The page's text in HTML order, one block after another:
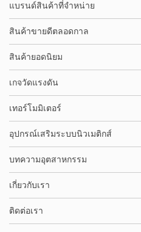
แบรนด์สินค้าที่จำหน่าย
สินค้าขายดีตลอดกาล
สินค้ายอดนิยม
เกจวัดแรงดัน
เทอร์โมมิเตอร์
อุปกรณ์เสริมระบบนิวเมติกส์
บทความอุตสาหกรรม
เกี่ยวกับเรา
ติดต่อเรา